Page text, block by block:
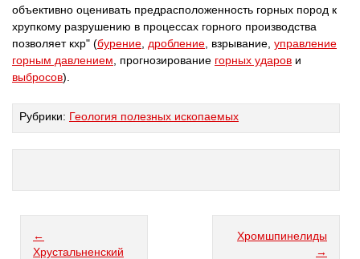
объективно оценивать предрасположенность горных пород к
хрупкому разрушению в процессах горного производства
позволяет кхр" (бурение дробление , взрывание, управление
горным давлением , прогнозирование горных ударов и
выбросов).
Рубрики: Геология полезных ископаемых
←
Хрустальненский
Хромшпинелиды
→